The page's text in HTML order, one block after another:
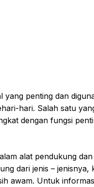
yang penting dan
hari. Salah satu
dengan fungsi
alat pendukung
dari jenis –
awam. Untuk